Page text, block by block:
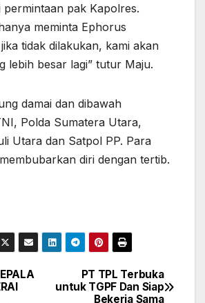
permintaan pak Kapolres.
meminta Ephorus
tidak dilakukan, kami akan
lebih besar lagi” tutur Maju.
damai dan dibawah
Polda Sumatera Utara,
Utara dan Satpol PP. Para
diri dengan tertib.
PT TPL Terbuka
untuk TGPF Dan Siap
Bekerja Sama